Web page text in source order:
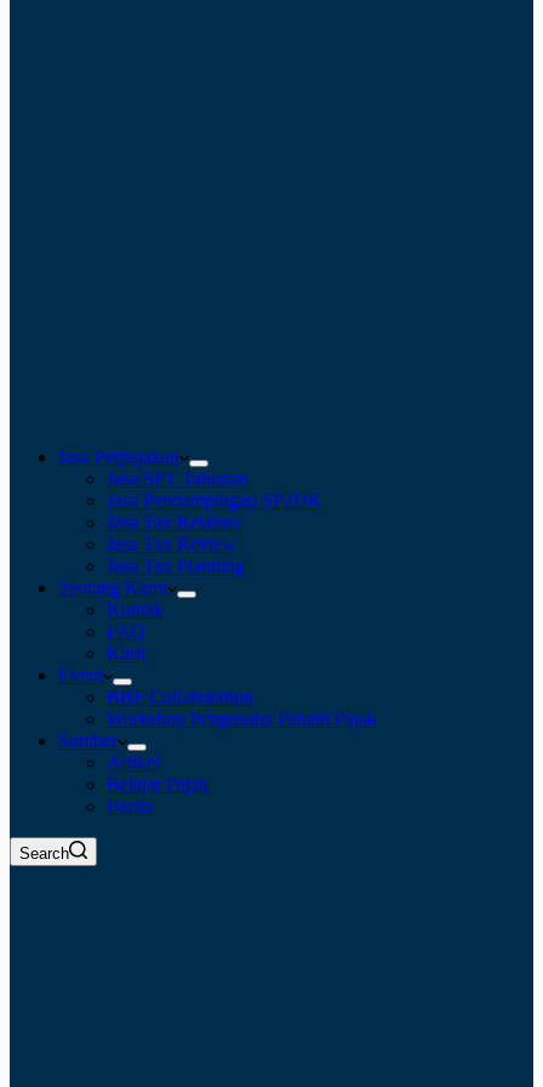
Jasa Perpajakan
Jasa SPT Tahunan
Jasa Pendampingan SP2DK
Jasa Tax Retainer
Jasa Tax Review
Jasa Tax Planning
Tentang Kami
Kontak
FAQ
Karir
Event
BBF Collaboration
Workshop Pengusaha Paham Pajak
Sumber
Artikel
Belajar Pajak
Berita
Search